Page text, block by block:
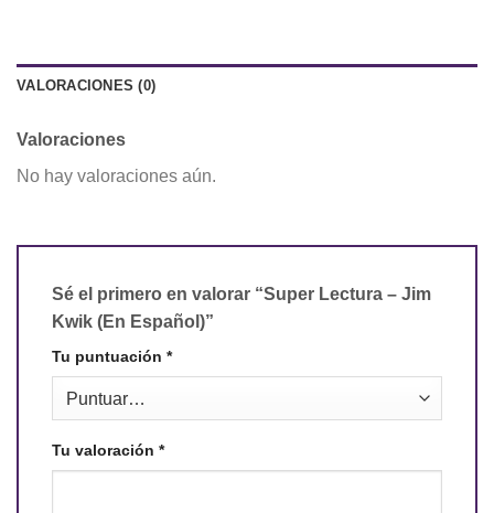
VALORACIONES (0)
Valoraciones
No hay valoraciones aún.
Sé el primero en valorar “Super Lectura – Jim
Kwik (En Español)”
Tu puntuación *
Tu valoración *